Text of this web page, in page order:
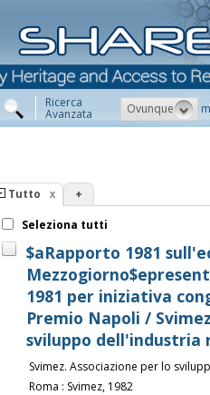
Ricerca
Avanzata Ovunque
Tutto +
Seleziona tutti
$aRapporto 1981
1981 per iniziativa
Premio Napoli /
sviluppo dell'industria
Svimez. Associazione per lo
Roma : Svimez, 1982